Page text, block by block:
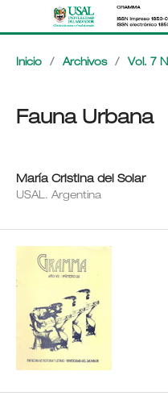
Inicio / Archivos / Vol. 7
Fauna Urbana
María Cristina del Solar
USAL. Argentina